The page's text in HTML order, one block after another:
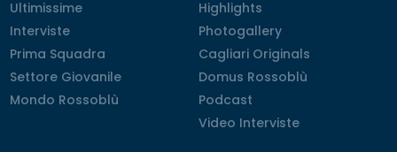
Ultimissime
Ultimissime
Interviste
Interviste
Prima Squadra
Prima Squadra
Settore Giovanile
Settore Giovanile
Mondo Rossoblù
Mondo Rossoblù
Highlights
Highlights
Photogallery
Photogallery
Cagliari Originals
Cagliari Originals
Domus Rossoblù
Domus Rossoblù
Podcast
Podcast
Video Interviste
Video Interviste